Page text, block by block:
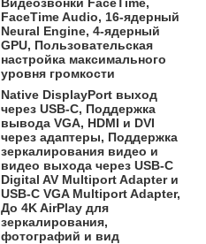
FaceTime Audio, 16-ядерный
Neural Engine, 4-ядерный
GPU, Пользовательская
настройка максимального
уровня громкости
Native DisplayPort выход
через USB-C, Поддержка
вывода VGA, HDMI и DVI
через адаптеры, Поддержка
зеркалирования видео и
видео выхода через USB-C
Digital AV Multiport Adapter и
USB-C VGA Multiport Adapter,
До 4K AirPlay для
зеркалирования,
фотографий и вид